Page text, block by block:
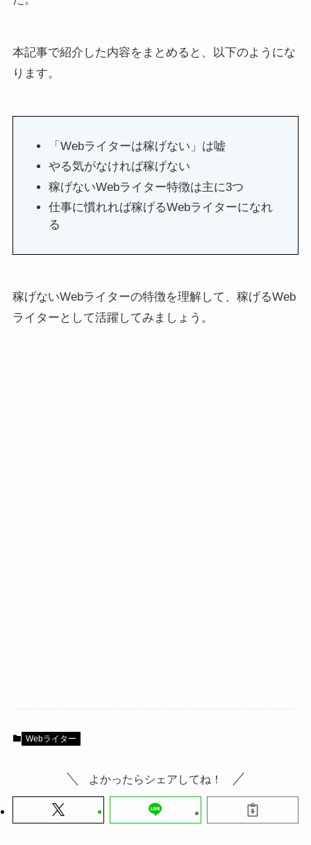
本記事で紹介した内容をまとめると、以下のようにな
ります。
「Webライターは稼げない」は嘘
やる気がなければ稼げない
稼げないWebライター特徴は主に3つ
仕事に慣れれば稼げるWebライターになれ
る
稼げないWebライターの特徴を理解して、稼げるWeb
ライターとして活躍してみましょう。
Webライター
よかったらシェアしてね！